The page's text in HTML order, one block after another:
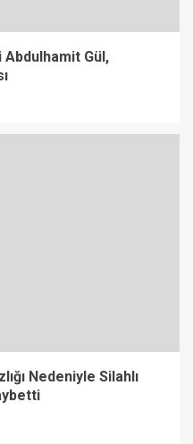
Gül,
Nedeniyle Silahlı